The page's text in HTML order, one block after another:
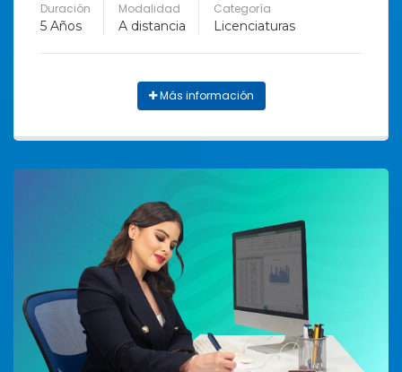
Duración
5 Años
Modalidad
A distancia
Categoría
Licenciaturas
Más información